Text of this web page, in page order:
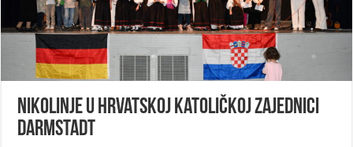
Nikolinje u Hrvatskoj katoličkoj zajednici
Darmstadt